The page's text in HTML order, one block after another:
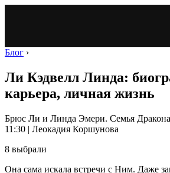
Блог ›
Ли Кэдвелл Линда:
карьера, личная жизнь
Брюс Ли и Линда Эмери. Семья
11:30 | Леокадия Коршунова
8 выбрали
Она сама искала встречи с Ним. Даже